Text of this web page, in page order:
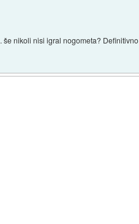
nikoli nisi igral nogometa?